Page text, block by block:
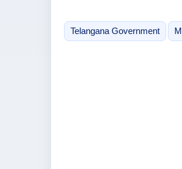
Telangana Government